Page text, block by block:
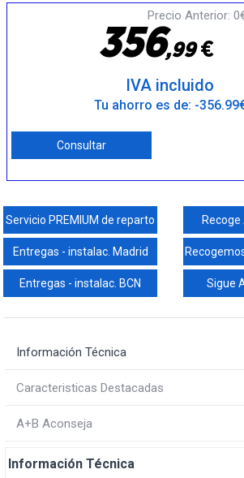
Precio Anterior:
356,99€
IVA incluido
Tu ahorro es de: -
Consultar
Servicio PREMIUM de reparto Recoge
Entregas - instalac. Madrid
Entregas - instalac. BCN Sigue
Información Técnica
Caracteristicas Destacadas
A+B Aconseja
Información Técnica